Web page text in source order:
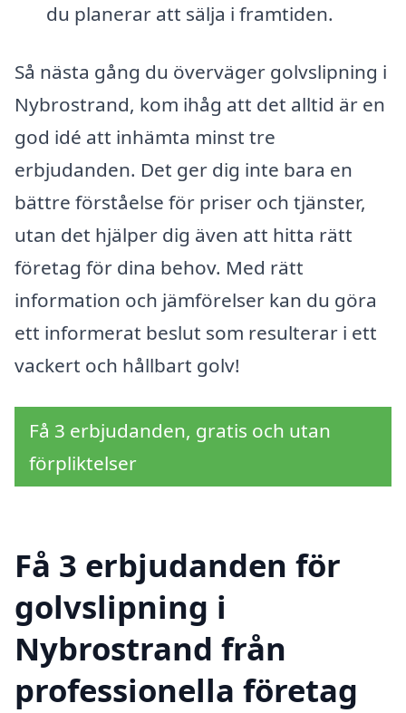
du planerar att sälja i framtiden.
Så nästa gång du överväger golvslipning i
Nybrostrand, kom ihåg att det alltid är en
god idé att inhämta minst tre
erbjudanden. Det ger dig inte bara en
bättre förståelse för priser och tjänster,
utan det hjälper dig även att hitta rätt
företag för dina behov. Med rätt
information och jämförelser kan du göra
ett informerat beslut som resulterar i ett
vackert och hållbart golv!
Få 3 erbjudanden, gratis och utan
förpliktelser
Få 3 erbjudanden för
golvslipning i
Nybrostrand från
professionella företag